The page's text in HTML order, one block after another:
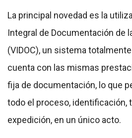
La principal novedad es la
Integral de Documentación de
(VIDOC), un sistema
cuenta con las mismas
fija de documentación, lo que
todo el proceso, identificación,
expedición, en un único acto.